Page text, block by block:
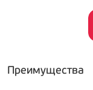
Преимущества